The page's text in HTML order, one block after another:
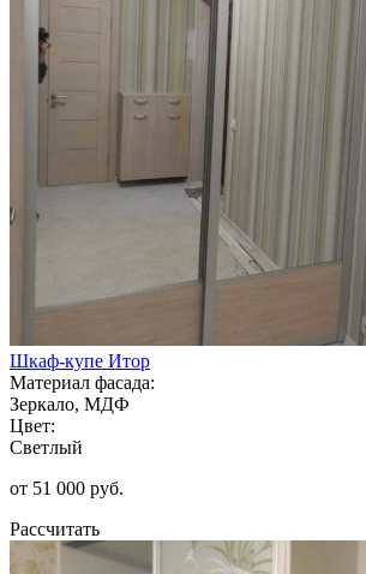
Шкаф-купе Итор
Материал фасада:
Зеркало, МДФ
Цвет:
Светлый
от 51 000 руб.
Рассчитать